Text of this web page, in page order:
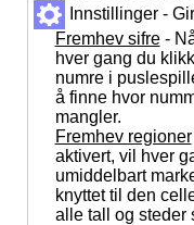
Innstillinger -
Fremhev sifre-
hver gang du
numre i
å finne hvor
mangler.
Fremhev regioner
aktivert, vil hver
umiddelbart
knyttet til den
alle tall og steder